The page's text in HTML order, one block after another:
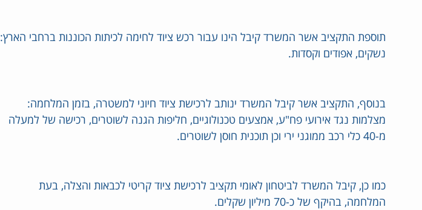
תוספת התקציב אשר המשרד קיבל הינו עבור רכש ציוד לחימה לכיתות הכוננות ברחבי הארץ:
נשקים, אפודים וקסדות.
בנוסף, התקציב אשר קיבל המשרד ינותב לרכישת ציוד חיוני למשטרה, בזמן המלחמה:
מצלמות נגד אירועי פח"ע, אמצעים טכנולוגיים, חליפות הגנה לשוטרים, רכישה של למעלה
מ-40 כלי רכב ממוגני ירי וכן תוכנית חוסן לשוטרים.
כמו כן, קיבל המשרד לביטחון לאומי תקציב לרכישת ציוד קריטי לכבאות והצלה, בעת
המלחמה, בהיקף של כ-70 מיליון שקלים.